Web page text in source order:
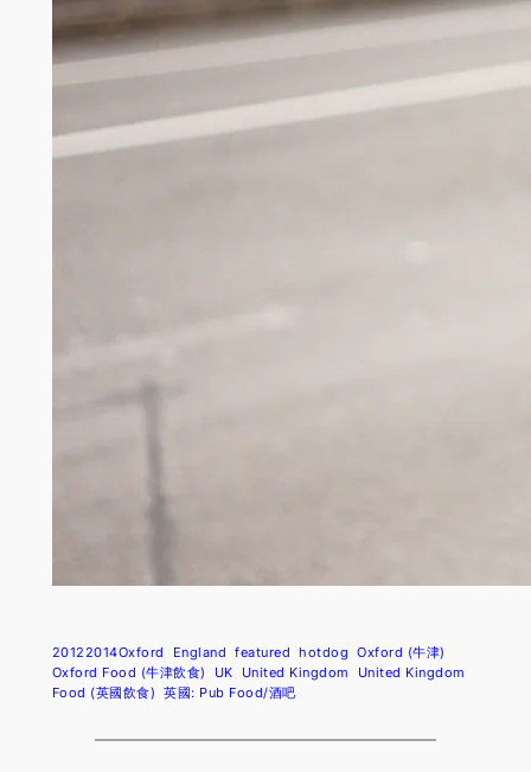
20122014Oxford England featured hotdog Oxford (牛津)
Oxford Food (牛津飲食)
UK United Kingdom
United Kingdom
Food (英國飲食) 英國: Pub Food/酒吧